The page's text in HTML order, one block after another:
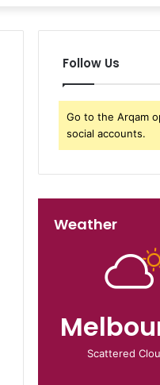
Follow Us
Go to the Arqam
social accounts.
Weather
Scattered